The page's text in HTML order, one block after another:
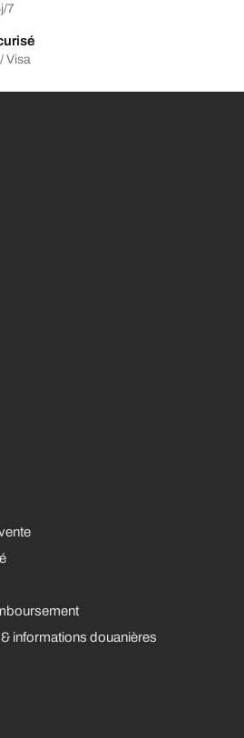
7
Visa
informations douanières